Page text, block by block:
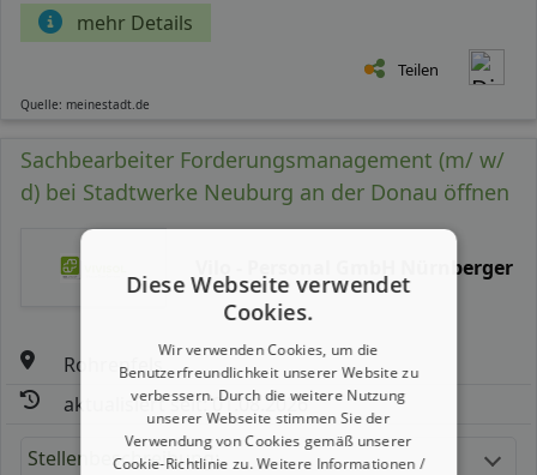
mehr Details
Teilen
Quelle: meinestadt.de
Sachbearbeiter Forderungsmanagement (m/ w/
d) bei Stadtwerke Neuburg an der Donau öffnen
Vilo - Personal GmbH Nürnberger
Rohrenfels
aktualisiert seit: 01.08.2026
Stellenbeschreibung:
Diese Webseite verwendet
Cookies.
Wir verwenden Cookies, um die
Benutzerfreundlichkeit unserer Website zu
verbessern. Durch die weitere Nutzung
unserer Webseite stimmen Sie der
Verwendung von Cookies gemäß unserer
Cookie-Richtlinie zu.Weitere Informationen /